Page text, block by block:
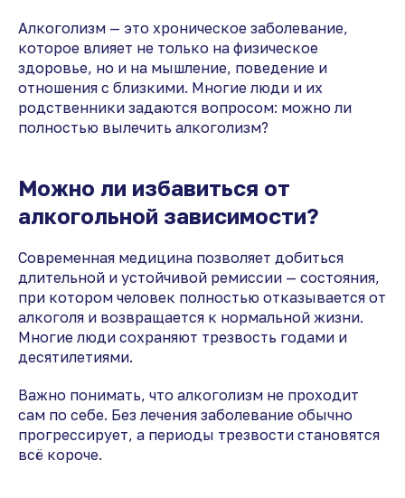
Алкоголизм — это хроническое заболевание,
которое влияет не только на физическое
здоровье, но и на мышление, поведение и
отношения с близкими. Многие люди и их
родственники задаются вопросом: можно ли
полностью вылечить алкоголизм?
Можно ли избавиться от
алкогольной зависимости?
Современная медицина позволяет добиться
длительной и устойчивой ремиссии — состояния,
при котором человек полностью отказывается от
алкоголя и возвращается к нормальной жизни.
Многие люди сохраняют трезвость годами и
десятилетиями.
Важно понимать, что алкоголизм не проходит
сам по себе. Без лечения заболевание обычно
прогрессирует, а периоды трезвости становятся
всё короче.